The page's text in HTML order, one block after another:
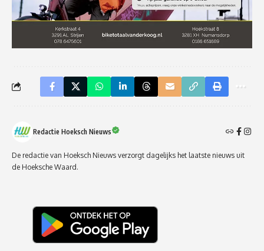
Redactie Hoeksch Nieuws
De redactie van Hoeksch Nieuws verzorgt dagelijks het laatste nieuws uit
de Hoeksche Waard.